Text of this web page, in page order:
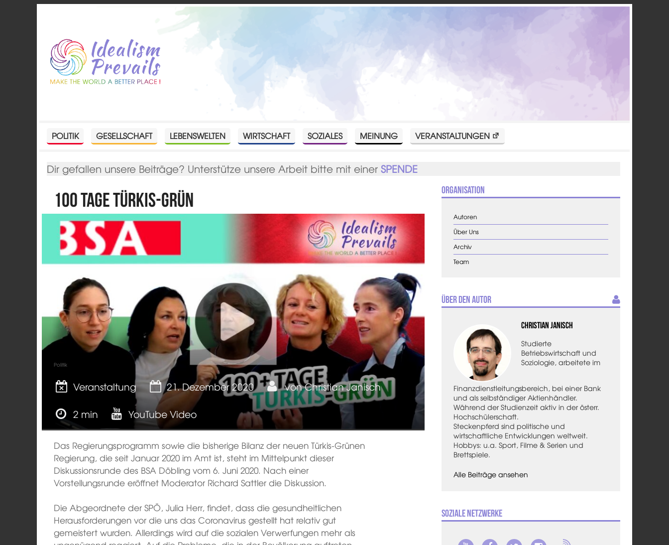
POLITIK GESELLSCHAFT LEBENSWELTEN WIRTSCHAFT SOZIALES MEINUNG VERANSTALTUNGEN
Dir gefallen unsere Beiträge? Unterstütze unsere Arbeit bitte mit einerSPENDE
100 Tage Türkis-Grün
Politik
Veranstaltung 21. Dezember 2020 vonChristian Janisch
2 min
YouTube Video
Das Regierungsprogramm sowie die bisherige Bilanz der neuen Türkis-Grünen
Regierung, die seit Januar 2020 im Amt ist, steht im Mittelpunkt dieser
Diskussionsrunde des BSA Döbling vom 6. Juni 2020. Nach einer
Vorstellungsrunde eröffnet Moderator Richard Sattler die Diskussion.
Die Abgeordnete der SPÖ, Julia Herr, findet, dass die gesundheitlichen
Herausforderungen vor die uns das Coronavirus gestellt hat relativ gut
gemeistert wurden. Allerdings wird auf die sozialen Verwerfungen mehr als
Organisation
Autoren
Über Uns
Archiv
Team
Über den Autor
Christian Janisch
Studierte
Betriebswirtschaft und
Soziologie, arbeitete im
Finanzdienstleitungsbereich, bei einer Bank
und als selbständiger Aktienhändler.
Während der Studienzeit aktiv in der österr.
Hochschülerschaft.
Steckenpferd sind politische und
wirtschaftliche Entwicklungen weltweit.
Hobbys: u.a. Sport, Filme & Serien und
Brettspiele.
Alle Beiträge ansehen
Soziale Netzwerke